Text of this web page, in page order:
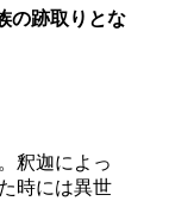
の跡取りとな
釈迦によっ
時には異世